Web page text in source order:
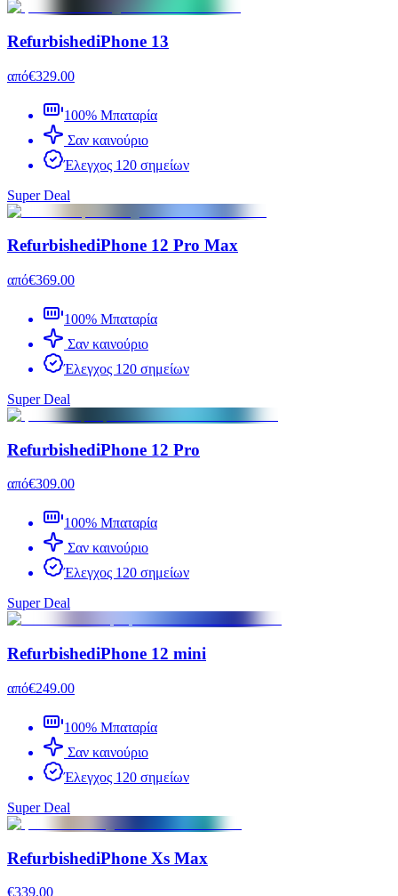
RefurbishediPhone 13
από€329.00
100% Μπαταρία
Σαν καινούριο
Έλεγχος 120 σημείων
Super Deal
RefurbishediPhone 12 Pro Max
από€369.00
100% Μπαταρία
Σαν καινούριο
Έλεγχος 120 σημείων
Super Deal
RefurbishediPhone 12 Pro
από€309.00
100% Μπαταρία
Σαν καινούριο
Έλεγχος 120 σημείων
Super Deal
RefurbishediPhone 12 mini
από€249.00
100% Μπαταρία
Σαν καινούριο
Έλεγχος 120 σημείων
Super Deal
RefurbishediPhone Xs Max
€339.00